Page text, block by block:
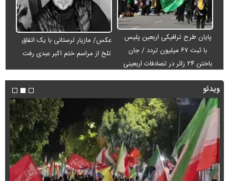
پایان طرح ترافیکی اربعین پلیس
با ثبت ۶۷ میلیون تردد / جان
باختن ۲۴ زائر در تصادفات اربعینی
عکس/ مازیار لرستانی با یک اتفاق
تلخ از مراسم ختم اکبر عبدی رفت
ویدئو